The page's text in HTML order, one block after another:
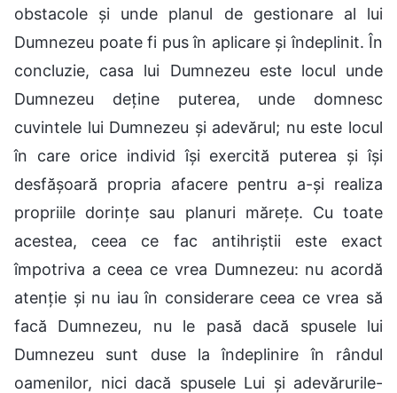
obstacole și unde planul de gestionare al lui
Dumnezeu poate fi pus în aplicare și îndeplinit. În
concluzie, casa lui Dumnezeu este locul unde
Dumnezeu deține puterea, unde domnesc
cuvintele lui Dumnezeu și adevărul; nu este locul
în care orice individ își exercită puterea și își
desfășoară propria afacere pentru a-și realiza
propriile dorințe sau planuri mărețe. Cu toate
acestea, ceea ce fac antihriștii este exact
împotriva a ceea ce vrea Dumnezeu: nu acordă
atenție și nu iau în considerare ceea ce vrea să
facă Dumnezeu, nu le pasă dacă spusele lui
Dumnezeu sunt duse la îndeplinire în rândul
oamenilor, nici dacă spusele Lui și adevărurile-